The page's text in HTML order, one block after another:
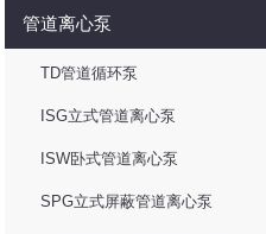
管道离心泵
TD管道循环泵
ISG立式管道离心泵
ISW卧式管道离心泵
SPG立式屏蔽管道离心泵